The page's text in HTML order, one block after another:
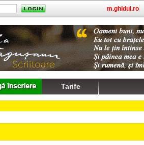
m.ghidul.ro
Tarife